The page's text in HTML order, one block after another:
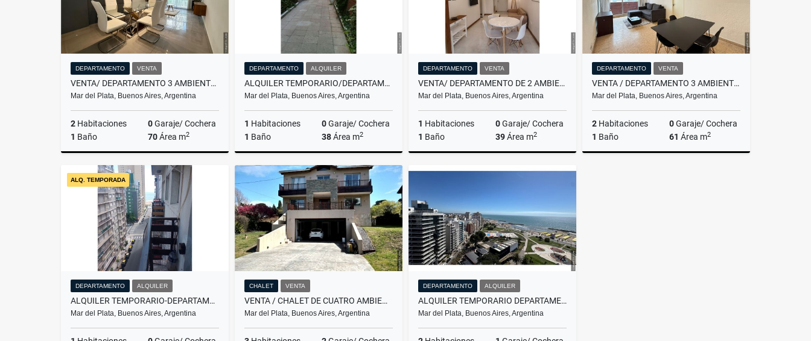
DEPARTAMENTO VENTA
VENTA/ DEPARTAMENTO 3 AMBIENTES A LA CALLE/ MAR DEL PLATA
Mar del Plata, Buenos Aires, Argentina
2 Habitaciones 0Garaje/ Cochera
1 Baño 70Área m2
US$132,900
DEPARTAMENTO ALQUILER
ALQUILER TEMPORARIO/DEPARTAMENTO DE 2 AMBIENTES/MAR DEL PLATA
Mar del Plata, Buenos Aires, Argentina
1 Habitaciones 0Garaje/ Cochera
1 Baño 38Área m2
Alquiler
$11.111
DEPARTAMENTO VENTA
VENTA/ DEPARTAMENTO DE 2 AMBIENTES A LA CALLE / MAR DEL PLATA
Mar del Plata, Buenos Aires, Argentina
1 Habitaciones 0Garaje/ Cochera
1 Baño 39Área m2
Venta
DEPARTAMENTO VENTA
VENTA / DEPARTAMENTO 3 AMBIENTES A LA CALLE/ EXTERNO/ MAR DEL PLATA
Mar del Plata, Buenos Aires, Argentina
2 Habitaciones 0Garaje/ Cochera
1 Baño 61 Área m2
ALQ. TEMPORADA
DEPARTAMENTO ALQUILER
ALQUILER TEMPORARIO-DEPARTAMENTO 2 AMBIENTES- MAR DEL PLATA
Mar del Plata, Buenos Aires, Argentina
CHALET VENTA
VENTA / CHALET DE CUATRO AMBIENTES / SIERRA DE LOS PADRES
Mar del Plata, Buenos Aires, Argentina
DEPARTAMENTO ALQUILER
ALQUILER TEMPORARIO DEPARTAMENTO 3 AMBIENTES/COCHERA/MAR DEL PLATA
Mar del Plata, Buenos Aires, Argentina